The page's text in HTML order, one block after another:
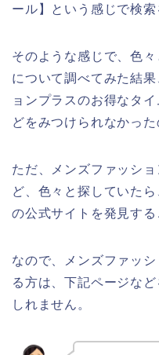
ール】という感じで検
そのような感じで、色
について調べてみた結
ョンプラスのお得なタ
どをみつけられなかった
ただ、メンズファッシ
ど、色々と探していた
の公式サイトを発見す
なので、メンズファッ
る方は、下記ページな
しれません。